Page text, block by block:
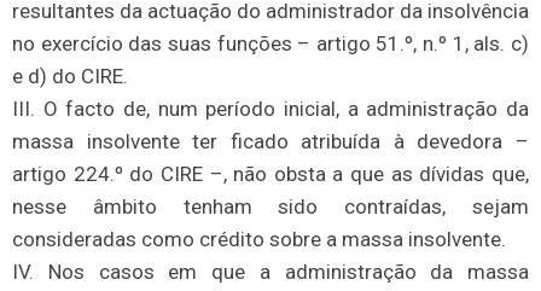
resultantes da actuação do administrador da insolvência
no exercício das suas funções – artigo 51.º, n.º 1, als. c)
e d) do CIRE.
III. O facto de, num período inicial, a administração da
massa insolvente ter ficado atribuída à devedora –
artigo 224.º do CIRE –, não obsta a que as dívidas que,
nesse âmbito tenham sido contraídas, sejam
consideradas como crédito sobre a massa insolvente.
IV. Nos casos em que a administração da massa